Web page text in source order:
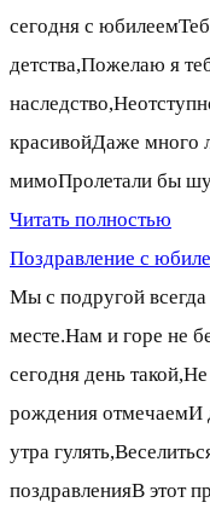
сегодня с
детства,Пожелаю я
красивойДаже много
мимоПролетали бы
Читать полностью
Поздравление с
Мы с подругой
месте.Нам и горе не
сегодня день
рождения отмечаемИ
утра
поздравленияВ этот